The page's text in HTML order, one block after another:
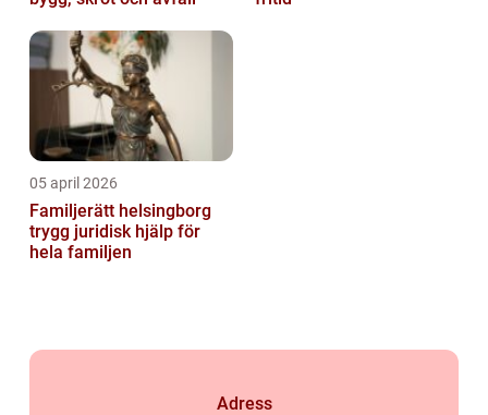
05 april 2026
Familjerätt helsingborg
trygg juridisk hjälp för
hela familjen
Adress